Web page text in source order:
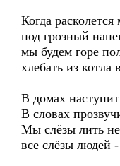
Когда
под грозный
мы будем горе
хлебать из котла
В домах
В словах
Мы слёзы лить
все слёзы людей